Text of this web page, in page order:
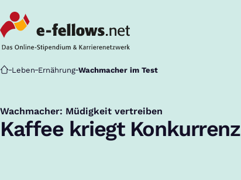
Startseite
Leben Ernährung Wachmacher im Test
Wachmacher: Müdigkeit vertreiben
:Kaffee kriegt Konkurrenz